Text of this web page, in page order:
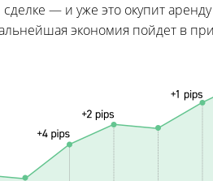
— и уже это окупит
экономия пойдет в